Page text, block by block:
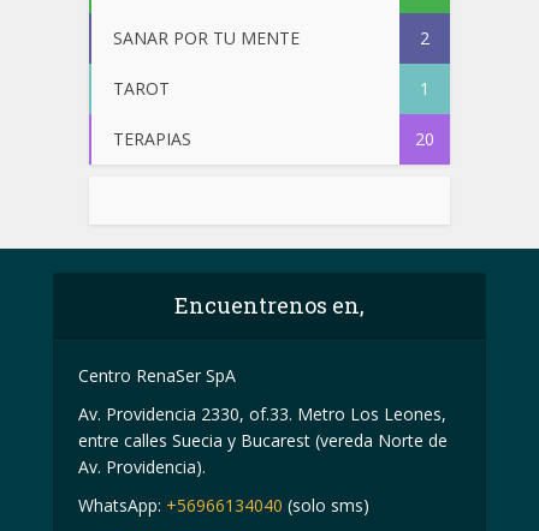
SANAR POR TU MENTE 2
TAROT 1
TERAPIAS 20
Encuentrenos en,
Centro RenaSer SpA
Av. Providencia 2330, of.33. Metro Los Leones,
entre calles Suecia y Bucarest (vereda Norte de
Av. Providencia).
WhatsApp: +56966134040 (solo sms)